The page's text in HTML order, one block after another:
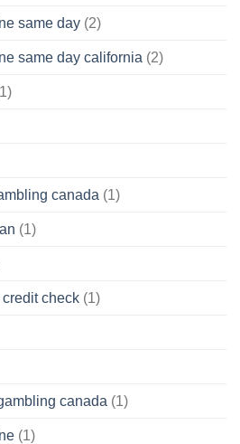
same day (2)
same day california (2)
canada (1)
(1)
check (1)
canada (1)
(1)